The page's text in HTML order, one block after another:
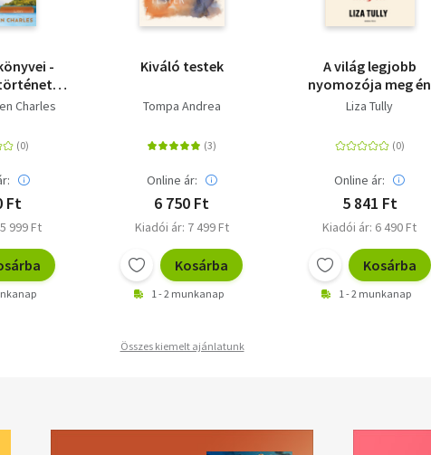
-
Charles
Ft
999 Ft
Kiváló testek
Tompa Andrea
Online ár:
6 750 Ft
Kiadói ár: 7 499 Ft
Kosárba
1 - 2 munkanap
A világ legjobb
nyomozója meg én
Liza Tully
Online ár:
5 841 Ft
Kiadói ár: 6 490 Ft
Kosárba
1 - 2 munkanap
Összes kiemelt ajánlatunk